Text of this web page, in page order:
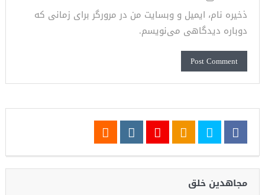
ذخیره نام، ایمیل و وبسایت من در مرورگر برای زمانی که
دوباره دیدگاهی می‌نویسم.
مجاهدین خلق